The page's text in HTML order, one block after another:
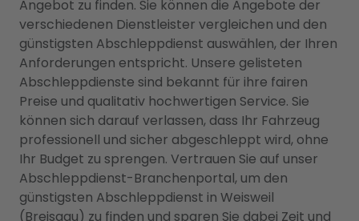
Angebot zu finden. Sie können die Angebote der
verschiedenen Dienstleister vergleichen und den
günstigsten Abschleppdienst auswählen, der Ihren
Anforderungen entspricht. Unsere gelisteten
Abschleppdienste sind bekannt für ihre fairen
Preise und qualitativ hochwertigen Service. Sie
können sich darauf verlassen, dass Ihr Fahrzeug
professionell und sicher abgeschleppt wird, ohne
Ihr Budget zu sprengen. Vertrauen Sie auf unser
Abschleppdienst-Branchenportal, um den
günstigsten Abschleppdienst in Weisweil
(Breisgau) zu finden und sparen Sie dabei Zeit und